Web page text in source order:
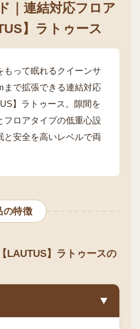
｜連結対応フロア
】ラトゥース
もって眠れるクイーンサ
まで拡張できる連結対応
】ラトゥース。隙間を
フロアタイプの低重心設
と安全を高いレベルで両
の特徴
LAUTUS】ラトゥースの
▼